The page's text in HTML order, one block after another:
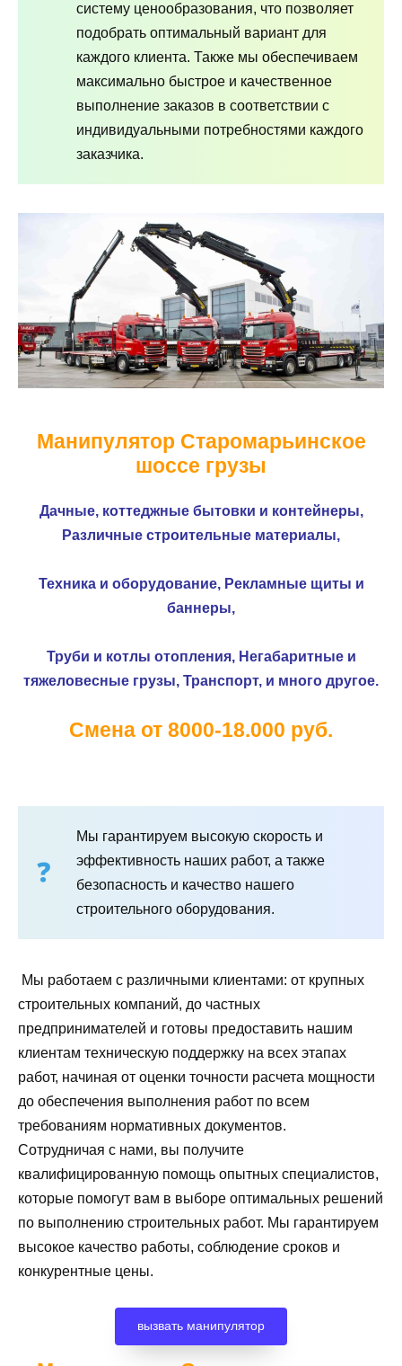
систему ценообразования, что позволяет
подобрать оптимальный вариант для
каждого клиента. Также мы обеспечиваем
максимально быстрое и качественное
выполнение заказов в соответствии с
индивидуальными потребностями каждого
заказчика.
Манипулятор Старомарьинское
шоссе грузы
Дачные, коттеджные бытовки и контейнеры,
Различные строительные материалы,
Техника и оборудование, Рекламные щиты и
баннеры,
Труби и котлы отопления, Негабаритные и
тяжеловесные грузы, Транспорт, и много другое.
Смена от 8000-18.000 руб.
Мы гарантируем высокую скорость и
эффективность наших работ, а также
безопасность и качество нашего
строительного оборудования.
Мы работаем с различными клиентами: от крупных
строительных компаний, до частных
предпринимателей и готовы предоставить нашим
клиентам техническую поддержку на всех этапах
работ, начиная от оценки точности расчета мощности
до обеспечения выполнения работ по всем
требованиям нормативных документов.
Сотрудничая с нами, вы получите
квалифицированную помощь опытных специалистов,
которые помогут вам в выборе оптимальных решений
по выполнению строительных работ. Мы гарантируем
высокое качество работы, соблюдение сроков и
конкурентные цены.
вызвать манипулятор